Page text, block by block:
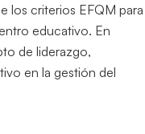
los criterios EFQM para
educativo. En
de liderazgo,
en la gestión del